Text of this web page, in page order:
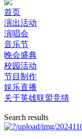
首页
演出活动
演唱会
音乐节
晚会盛典
校园活动
节目制作
娱乐直播
关于英雄联盟竞猜
Search results